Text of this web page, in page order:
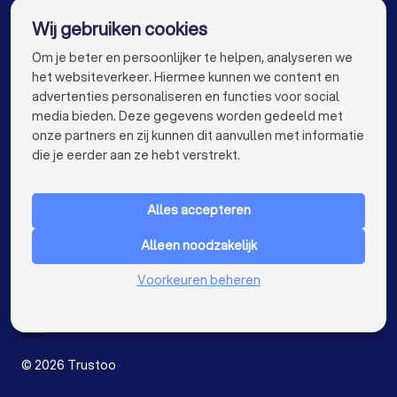
Glaszetters in Nijmegen
Glaszetters in Haarlem
Glaszetters in Arnhem
Glaszetters in Amersfoort
Glaszetters in Den Bosch
Glaszetters in Dordrecht
Glaszetters in Zoetermeer
Glaszetters bij jou in de buurt
VOOR PARTICULIEREN keyboard_arrow_down
Nederland
© 2026 Trustoo
Wij gebruiken cookies
Om je beter en persoonlijker te helpen, analyseren we
het websiteverkeer. Hiermee kunnen we content en
advertenties personaliseren en functies voor social
media bieden. Deze gegevens worden gedeeld met
onze partners en zij kunnen dit aanvullen met informatie
die je eerder aan ze hebt verstrekt.
Alles accepteren
Alleen noodzakelijk
Voorkeuren beheren